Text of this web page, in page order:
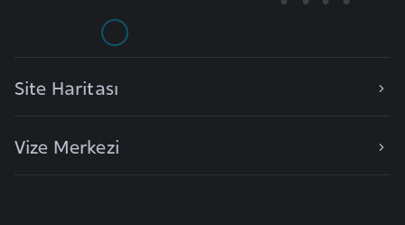
Site Haritası
Vize Merkezi
ı